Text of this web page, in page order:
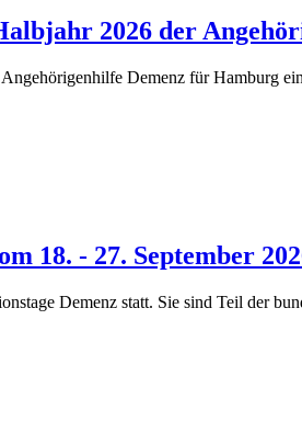
2026 der
Demenz für Hamburg
18. - 27. September
Demenz statt. Sie sind Teil der